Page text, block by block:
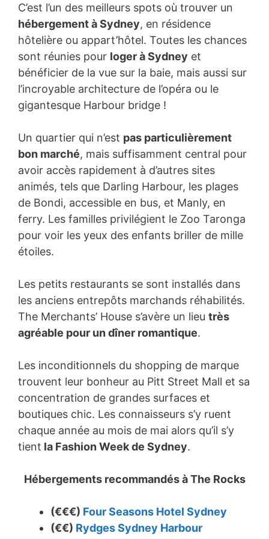
C’est l’un des meilleurs spots où trouver un
hébergement à Sydney, en résidence
hôtelière ou appart’hôtel. Toutes les chances
sont réunies pour loger à Sydney et
bénéficier de la vue sur la baie, mais aussi sur
l’incroyable architecture de l’opéra ou le
gigantesque Harbour bridge !
Un quartier qui n’est pas particulièrement
bon marché, mais suffisamment central pour
avoir accès rapidement à d’autres sites
animés, tels que Darling Harbour, les plages
de Bondi, accessible en bus, et Manly, en
ferry. Les familles privilégient le Zoo Taronga
pour voir les yeux des enfants briller de mille
étoiles.
Les petits restaurants se sont installés dans
les anciens entrepôts marchands réhabilités.
The Merchants’ House s’avère un lieu très
agréable pour un dîner romantique.
Les inconditionnels du shopping de marque
trouvent leur bonheur au Pitt Street Mall et sa
concentration de grandes surfaces et
boutiques chic. Les connaisseurs s’y ruent
chaque année au mois de mai alors qu’il s’y
tient la Fashion Week de Sydney.
Hébergements recommandés àThe Rocks
(€€€) Four Seasons Hotel Sydney
(€€) Rydges Sydney Harbour